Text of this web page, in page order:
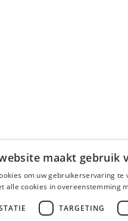
maakt gebruik
om uw gebruikerservaring
alle cookies in overeenstemming
TARGETING